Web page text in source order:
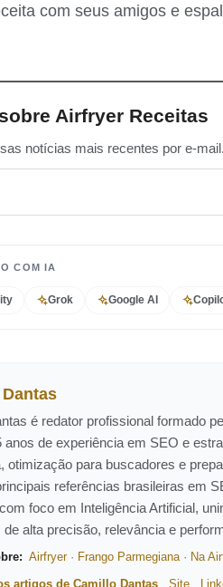
com seus amigos e
Airfryer Receitas
notícias mais recentes por e-mail.
COM IA
Grok Google AI
é redator profissional formado
anos de experiência em SEO e
otimização para buscadores e
referências brasileiras em
foco em Inteligência Artificial,
de alta precisão, relevância e
Airfryer· Frango Parmegiana · Na
artigos de Camillo Dantas
Site